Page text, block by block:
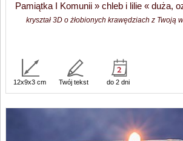
Pamiątka I Komunii » chleb i lilie « duża,
kryształ 3D o żłobionych krawędziach z Twoją
12x9x3 cm Twój tekst do 2 dni